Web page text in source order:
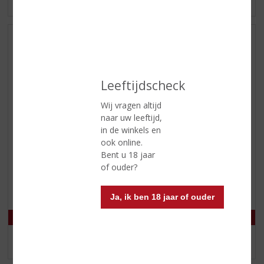
Leeftijdscheck
Wij vragen altijd
naar uw leeftijd,
in de winkels en
ook online.
Bent u 18 jaar
of ouder?
Ja, ik ben 18 jaar of ouder
35 CL
/
5
Giftpack 3x20cl